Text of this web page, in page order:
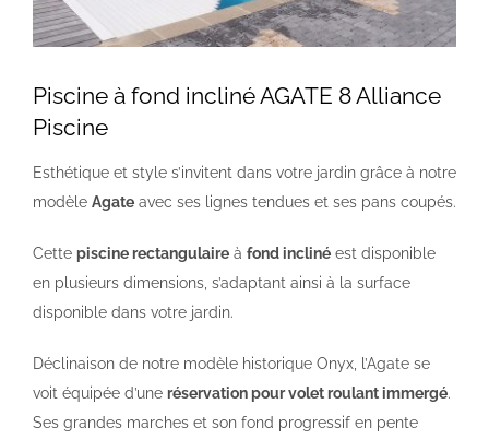
NOS PISCINES
CONTACTEZ-NOUS
SUIVEZ-NOUS
Piscine à fond incliné AGATE 8 Alliance
Piscine
Esthétique et style s’invitent dans votre jardin grâce à notre
modèle Agate avec ses lignes tendues et ses pans coupés.
Cette piscine rectangulaire à fond incliné est disponible
en plusieurs dimensions, s’adaptant ainsi à la surface
disponible dans votre jardin.
Déclinaison de notre modèle historique Onyx, l’Agate se
voit équipée d’une réservation pour volet roulant immergé.
Ses grandes marches et son fond progressif en pente